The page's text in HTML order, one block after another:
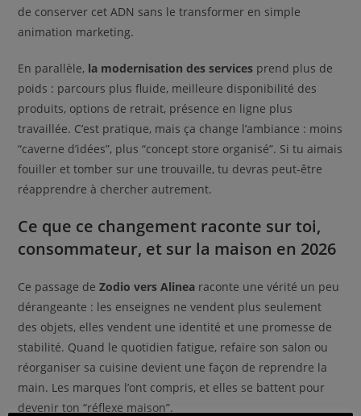
de conserver cet ADN sans le transformer en simple
animation marketing.
En parallèle, la modernisation des services prend plus de
poids : parcours plus fluide, meilleure disponibilité des
produits, options de retrait, présence en ligne plus
travaillée. C’est pratique, mais ça change l’ambiance : moins
“caverne d’idées”, plus “concept store organisé”. Si tu aimais
fouiller et tomber sur une trouvaille, tu devras peut-être
réapprendre à chercher autrement.
Ce que ce changement raconte sur toi,
consommateur, et sur la maison en 2026
Ce passage deZodio vers Alinea raconte une vérité un peu
dérangeante : les enseignes ne vendent plus seulement
des objets, elles vendent une identité et une promesse de
stabilité. Quand le quotidien fatigue, refaire son salon ou
réorganiser sa cuisine devient une façon de reprendre la
main. Les marques l’ont compris, et elles se battent pour
devenir ton “réflexe maison”.